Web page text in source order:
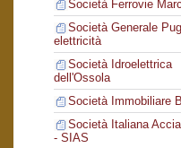
Società Ferrovie
Società Generale
elettricità
Società Idroelettrica
dell'Ossola
Società Immobiliare
Società Italiana
- SIAS